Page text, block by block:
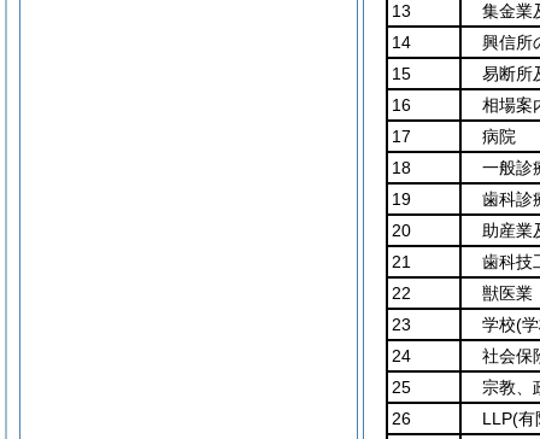
13
集金業
14
興信所
15
易断所
16
相場案
17
病院
18
一般診
19
歯科診
20
助産業
21
歯科技
22
獣医業
23
学校(
24
社会保
25
宗教、
26
LLP(有